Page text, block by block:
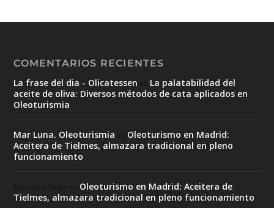
COMENTARIOS RECIENTES
La frase del dia - Olicatessen
La palatabilidad del
aceite de oliva: Diversos métodos de cata aplicados en
Oleoturismia
Mar Luna. Oleoturismia
Oleoturismo en Madrid:
Aceitera de Tielmes, almazara tradicional en pleno
funcionamiento
Oleoturismo en Madrid: Aceitera de
Tielmes, almazara tradicional en pleno funcionamiento